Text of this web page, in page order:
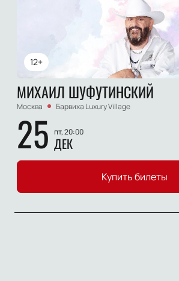
12+
МИХАИЛ ШУФУТИНСКИЙ
Москва Барвиха Luxury Village
25 пт, 20:00
ДЕК
Купить билеты